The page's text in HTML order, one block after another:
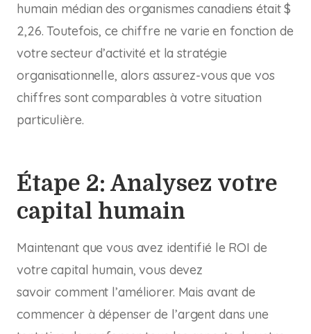
humain médian des organismes canadiens était $
2,26. Toutefois, ce chiffre ne varie en fonction de
votre secteur d’activité et la stratégie
organisationnelle, alors assurez-vous que vos
chiffres sont comparables à votre situation
particulière.
Étape 2: Analysez votre
capital humain
Maintenant que vous avez identifié le ROI de
votre capital humain, vous devez
savoir comment l’améliorer. Mais avant de
commencer à dépenser de l’argent dans une